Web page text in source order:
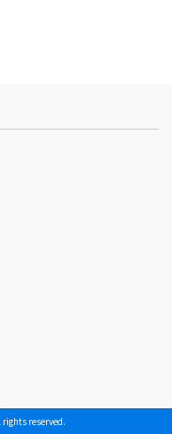
rights reserved.